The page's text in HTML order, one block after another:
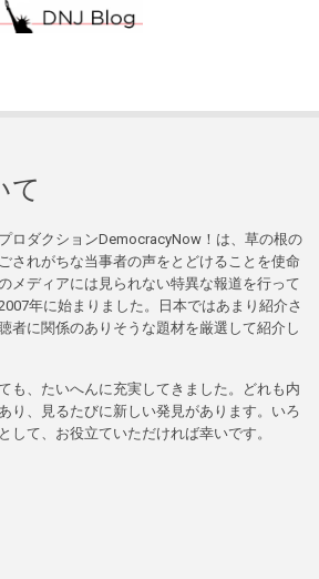
て
ロダクションDemocracyNow！は、草の根の
されがちな当事者の声をとどけることを使命
メディアには見られない特異な報道を行って
年に始まりました。日本ではあまり紹介さ
者に関係のありそうな題材を厳選して紹介し
も、たいへんに充実してきました。どれも内
り、見るたびに新しい発見があります。いろ
して、お役立ていただければ幸いです。